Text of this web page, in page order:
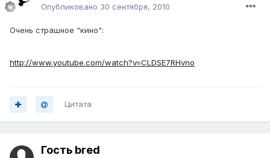
Опубликовано 30 сентября, 2010
Очень страшное "кино":
http://www.youtube.com/watch?v=CLDSE7RHvno
Цитата
Гость bred